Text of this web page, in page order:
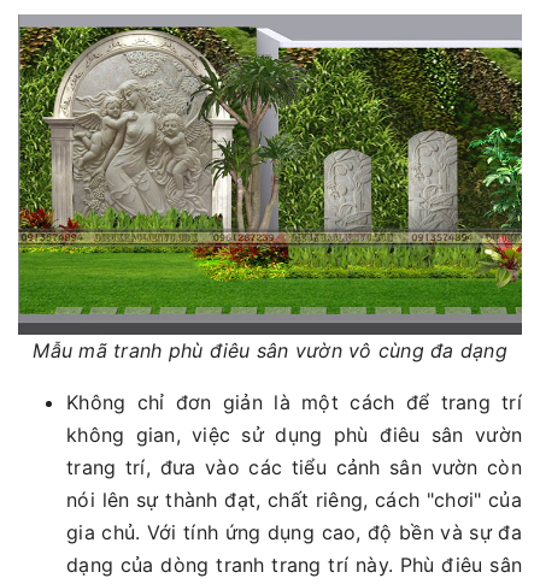
Mẫu mã tranh phù điêu sân vườn vô cùng đa dạng
Không chỉ đơn giản là một cách để trang trí
không gian, việc sử dụng phù điêu sân vườn
trang trí, đưa vào các tiểu cảnh sân vườn còn
nói lên sự thành đạt, chất riêng, cách "chơi" của
gia chủ. Với tính ứng dụng cao, độ bền và sự đa
dạng của dòng tranh trang trí này. Phù điêu sân